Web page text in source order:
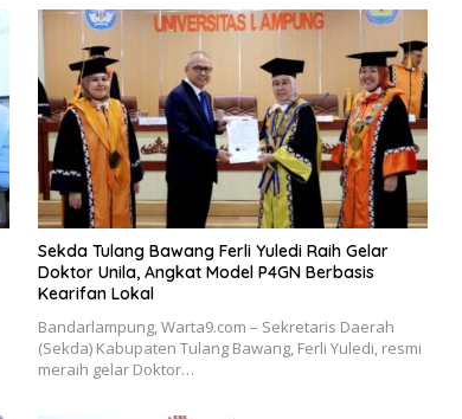
Sekda Tulang Bawang Ferli Yuledi Raih Gelar
Doktor Unila, Angkat Model P4GN Berbasis
Kearifan Lokal
Bandarlampung, Warta9.com – Sekretaris Daerah
(Sekda) Kabupaten Tulang Bawang, Ferli Yuledi, resmi
meraih gelar Doktor…